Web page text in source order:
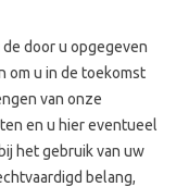
door u opgegeven
om u in de toekomst
van onze
en u hier eventueel
het gebruik van uw
belang,